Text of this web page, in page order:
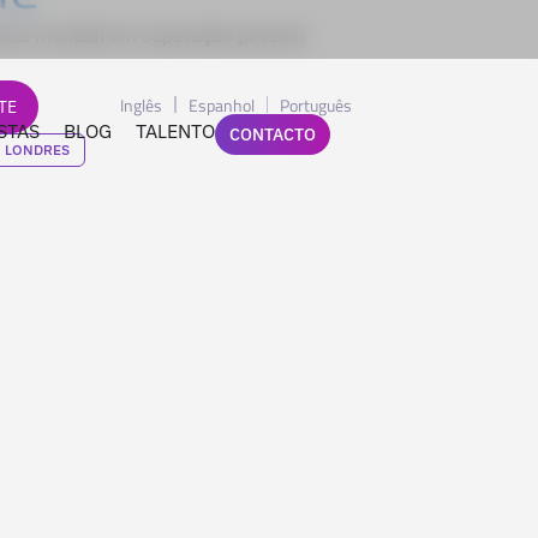
BLOG TALENTO
Inglês Espanhol Português
CONTACTO
mundial em superação pessoal
LONDRES